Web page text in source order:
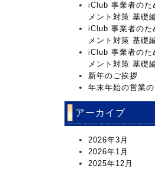
iClub 事業者のた
メント対策 基礎
iClub 事業者のた
メント対策 基礎
iClub 事業者のた
メント対策 基礎
新年のご挨拶
年末年始の営業
アーカイブ
2026年3月
2026年1月
2025年12月